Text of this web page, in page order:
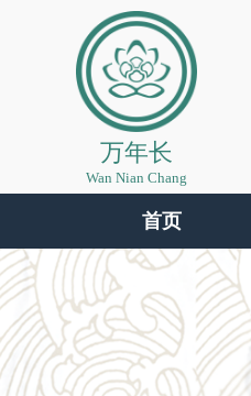
万年长
Wan Nian Chang
首页